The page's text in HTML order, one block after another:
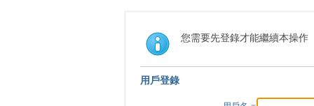
您需要先登錄才能繼續本操作
用戶登錄